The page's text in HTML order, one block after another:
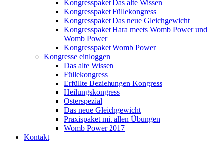
Kongresspaket Das alte Wissen
Kongresspaket Füllekongress
Kongresspaket Das neue Gleichgewicht
Kongresspaket Hara meets Womb Power und
Womb Power
Kongresspaket Womb Power
Kongresse einloggen
Das alte Wissen
Füllekongress
Erfüllte Beziehungen Kongress
Heilungskongress
Osterspezial
Das neue Gleichgewicht
Praxispaket mit allen Übungen
Womb Power 2017
Kontakt